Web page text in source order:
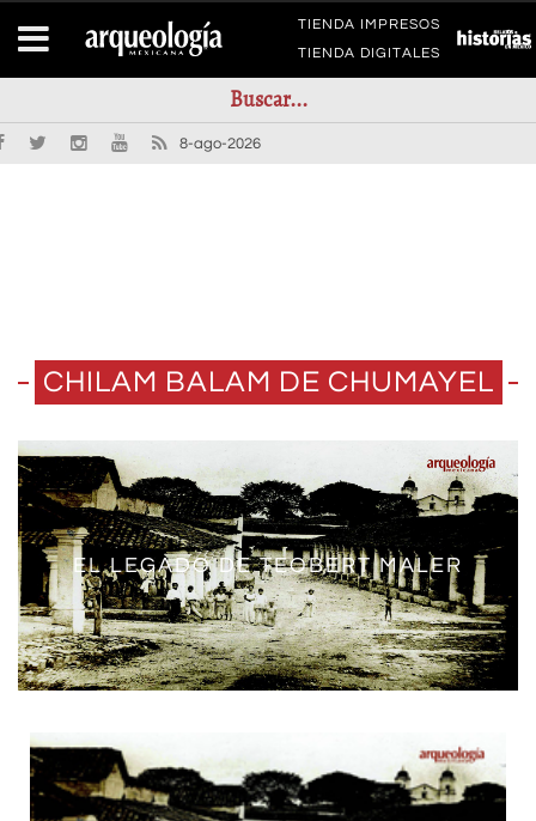
TIENDA IMPRESOS
TIENDA DIGITALES
8-ago-2026
CHILAM BALAM DE CHUMAYEL
EL LEGADO DE TEOBERT MALER